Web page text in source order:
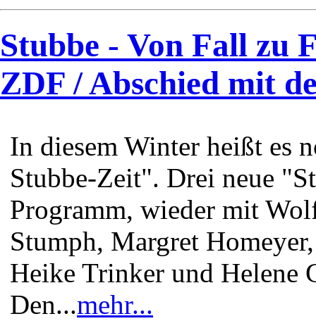
Stubbe - Von Fall zu
ZDF / Abschied mit
In diesem Winter heißt es
Stubbe-Zeit". Drei neue
Programm, wieder mit
Stumph, Margret
Heike Trinker und Helene
Den...mehr...